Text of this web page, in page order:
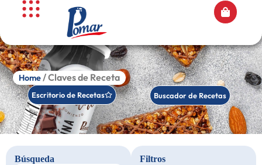
Home / Claves de Receta
Escritorio de Recetas Buscador de Recetas
Búsqueda Filtros